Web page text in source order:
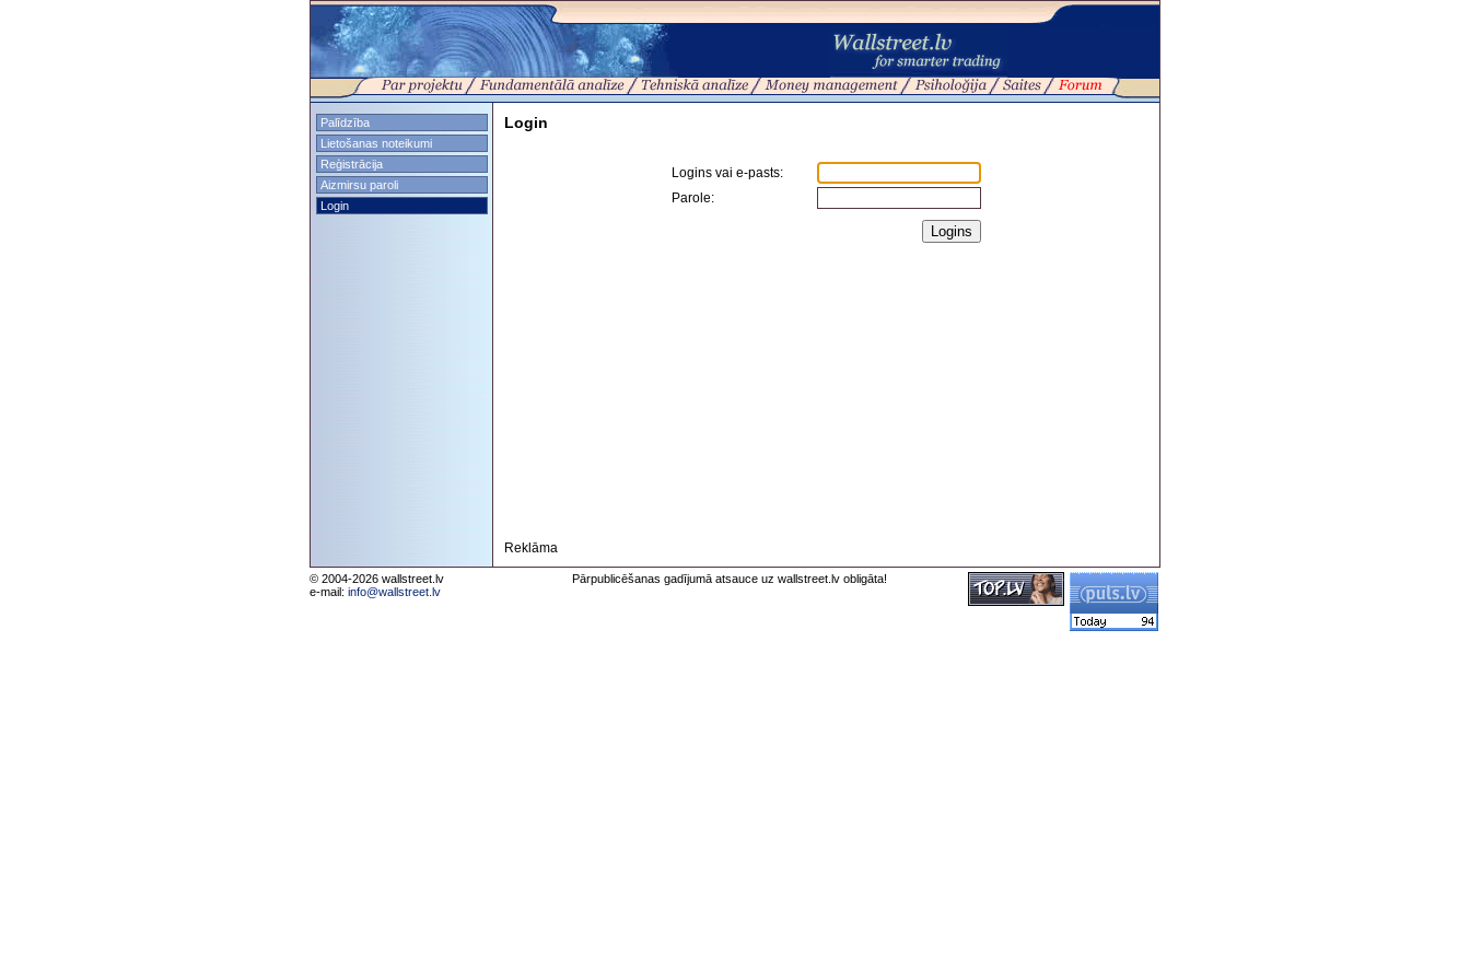
Palīdzība
Lietošanas noteikumi
Reģistrācija
Aizmirsu paroli
Login
Login
Logins vai e-pasts:
Parole:
Reklāma
© 2004-2026 wallstreet.lv
e-mail: info@wallstreet.lv
Pārpublicēšanas gadījumā atsauce uz wallstreet.lv obligāta!